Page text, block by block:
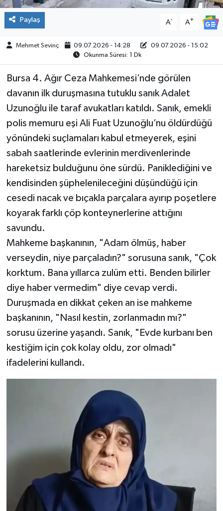
Paylaş A- A+
Mehmet Sevinç 09.07.2026 - 14:28
09.07.2026 - 15:02
Okunma Süresi: 1 Dk
Bursa 4. Ağır Ceza Mahkemesi’nde görülen
davanın ilk duruşmasına tutuklu sanık Adalet
Uzunoğlu ile taraf avukatları katıldı. Sanık, emekli
polis memuru eşi Ali Fuat Uzunoğlu’nu öldürdüğü
yönündeki suçlamaları kabul etmeyerek, eşini
sabah saatlerinde evlerinin merdivenlerinde
hareketsiz bulduğunu öne sürdü. Paniklediğini ve
kendisinden şüphelenileceğini düşündüğü için
cesedi nacak ve bıçakla parçalara ayırıp poşetlere
koyarak farklı çöp konteynerlerine attığını
savundu.
Mahkeme başkanının, "Adam ölmüş, haber
verseydin, niye parçaladın?" sorusuna sanık, "Çok
korktum. Bana yıllarca zulüm etti. Benden bilirler
diye haber vermedim" diye cevap verdi.
Duruşmada en dikkat çeken an ise mahkeme
başkanının, "Nasıl kestin, zorlanmadın mı?"
sorusu üzerine yaşandı. Sanık, "Evde kurbanı ben
kestiğim için çok kolay oldu, zor olmadı"
ifadelerini kullandı.